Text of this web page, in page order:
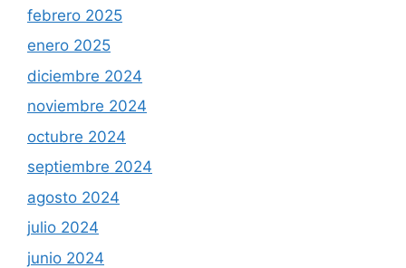
febrero 2025
enero 2025
diciembre 2024
noviembre 2024
octubre 2024
septiembre 2024
agosto 2024
julio 2024
junio 2024